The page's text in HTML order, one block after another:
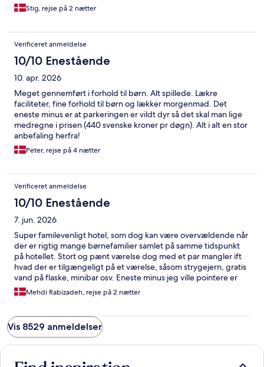
Stig, rejse på 2 nætter
Verificeret anmeldelse
10/10 Enestående
10. apr. 2026
Meget gennemført i forhold til børn. Alt spillede. Lækre
faciliteter, fine forhold til børn og lækker morgenmad. Det
eneste minus er at parkeringen er vildt dyr så det skal man lige
medregne i prisen (440 svenske kroner pr døgn). Alt i alt en stor
anbefaling herfra!
Peter, rejse på 4 nætter
Verificeret anmeldelse
10/10 Enestående
7. jun. 2026
Super familevenligt hotel, som dog kan være overvældende når
der er rigtig mange børnefamilier samlet på samme tidspunkt
på hotellet. Stort og pænt værelse dog med et par mangler ift
hvad der er tilgængeligt på et værelse, såsom strygejern, gratis
vand på flaske, minibar osv. Eneste minus jeg ville pointere er
check-in afviger fra global standard som typisk er kl. 15:00, da
check-in er kl. 16:00 samt check-out er kl. 11:00 hvor global
anbefale dette til alle børnefamilier især, da det har en fantastisk
atmosfære og omgivelserne er sublime for børn.
Mehdi Rabizadeh, rejse på 2 nætter
Vis 8529 anmeldelser